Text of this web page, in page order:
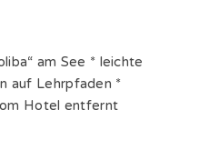
am See * leichte
auf Lehrpfaden *
Hotel entfernt